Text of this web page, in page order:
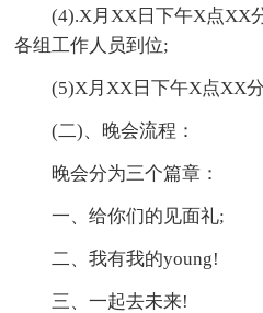
(4).X月XX日下午X点XX
各组工作人员到位;
(5)X月XX日下午X点XX
(二)、晚会流程：
晚会分为三个篇章：
一、给你们的见面礼;
二、我有我的young!
三、一起去未来!